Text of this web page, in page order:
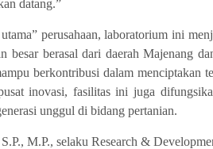
datang.”
utama” perusahaan, laboratorium ini
besar berasal dari daerah Majenang
berkontribusi dalam menciptakan
inovasi, fasilitas ini juga
unggul di bidang pertanian.
M.P., selaku Research &